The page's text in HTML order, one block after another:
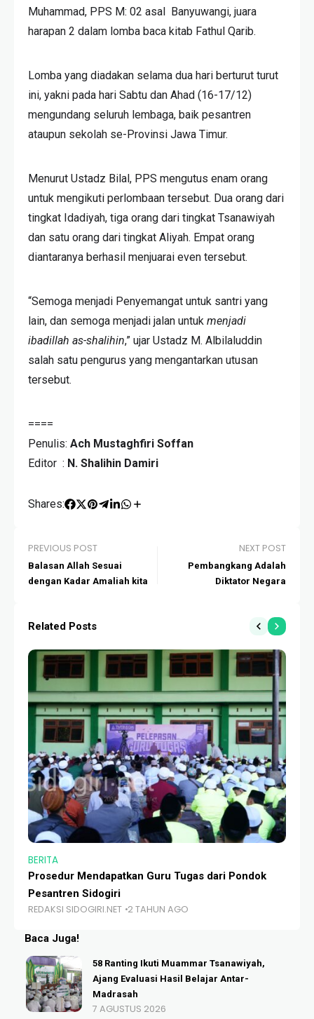
Muhammad, PPS M: 02 asal Banyuwangi, juara
harapan 2 dalam lomba baca kitab Fathul Qarib.
Lomba yang diadakan selama dua hari berturut turut
ini, yakni pada hari Sabtu dan Ahad (16-17/12)
mengundang seluruh lembaga, baik pesantren
ataupun sekolah se-Provinsi Jawa Timur.
Menurut Ustadz Bilal, PPS mengutus enam orang
untuk mengikuti perlombaan tersebut. Dua orang dari
tingkat Idadiyah, tiga orang dari tingkat Tsanawiyah
dan satu orang dari tingkat Aliyah. Empat orang
diantaranya berhasil menjuarai even tersebut.
“Semoga menjadi Penyemangat untuk santri yang
lain, dan semoga menjadi jalan untuk menjadi
ibadillah as-shalihin,” ujar Ustadz M. Albilaluddin
salah satu pengurus yang mengantarkan utusan
tersebut.
====
Penulis: Ach Mustaghfiri Soffan
Editor : N. Shalihin Damiri
Shares:
PREVIOUS POST
Balasan Allah Sesuai
dengan Kadar Amaliah kita
NEXT POST
Pembangkang Adalah
Diktator Negara
Related Posts
BERITA
Prosedur Mendapatkan Guru Tugas dari Pondok
Pesantren Sidogiri
REDAKSI SIDOGIRI.NET 2 TAHUN AGO
Baca Juga!
58 Ranting Ikuti Muammar Tsanawiyah,
Ajang Evaluasi Hasil Belajar Antar-
Madrasah
7 AGUSTUS 2026